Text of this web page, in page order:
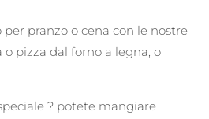
pranzo o cena con le nostre
pizza dal forno a legna, o
? potete mangiare